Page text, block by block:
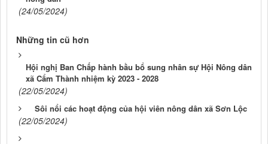
(24/05/2024)
Những tin cũ hơn
Hội nghị Ban Chấp hành bầu bổ sung nhân sự Hội Nông dân
xã Cẩm Thành nhiệm kỳ 2023 - 2028
(22/05/2024)
Sôi nổi các hoạt động của hội viên nông dân xã Sơn Lộc
(22/05/2024)